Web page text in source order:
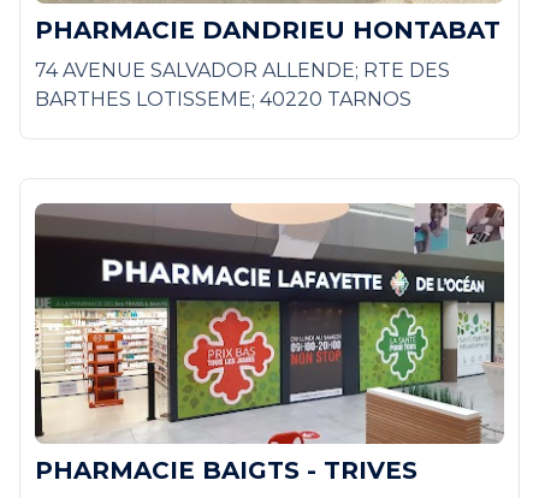
PHARMACIE DANDRIEU HONTABAT
74 AVENUE SALVADOR ALLENDE; RTE DES
BARTHES LOTISSEME; 40220 TARNOS
PHARMACIE BAIGTS - TRIVES